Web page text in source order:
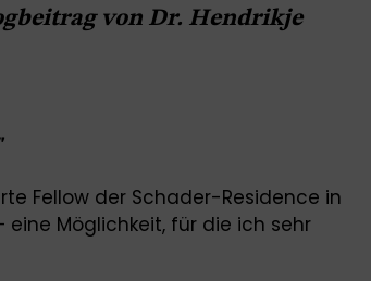
von Dr. Hendrikje
Fellow der Schader-Residence in
Möglichkeit, für die ich sehr